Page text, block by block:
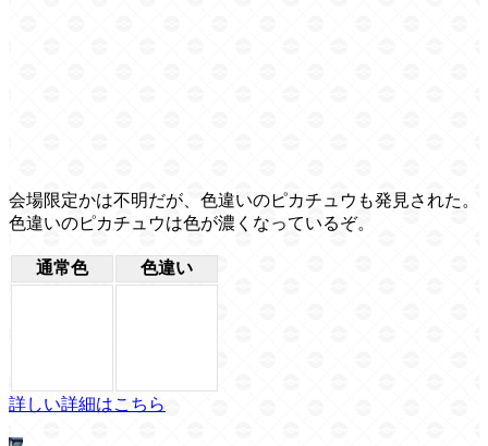
会場限定かは不明だが、色違いのピカチュウも発見された。
色違いのピカチュウは色が濃くなっているぞ。
通常色 色違い
詳しい詳細はこちら